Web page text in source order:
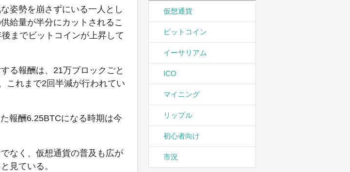
姿勢を崩さずにいる一人とし
給量が半分にカットされるこ
までビットコインが上昇して
る報酬は、21万ブロックごと
これまで2回半減が行われてい
報酬6.25BTCになる時期は今
なく、仮想通貨の普及も広が
見ている。
仮想通貨
ビットコイン
イーサリアム
ICO
マイニング
リップル
初心者向け
市況